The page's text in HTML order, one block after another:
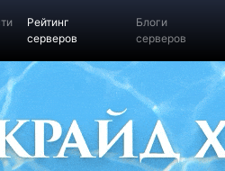
Рейтинг
серверов
Блоги
серверов